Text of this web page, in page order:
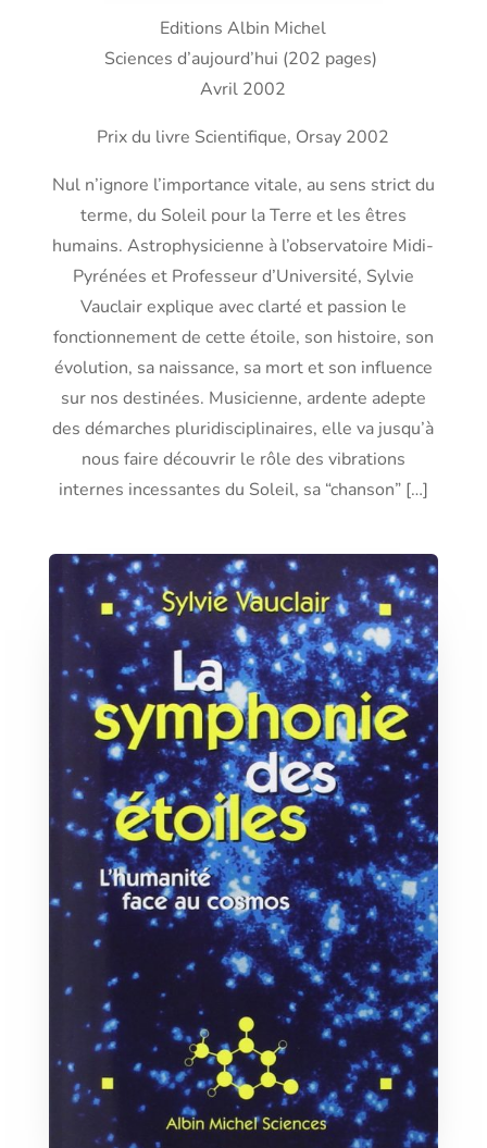
Editions Albin Michel
Sciences d’aujourd’hui (202 pages)
Avril 2002
Prix du livre Scientifique, Orsay 2002
Nul n’ignore l’importance vitale, au sens strict du
terme, du Soleil pour la Terre et les êtres
humains. Astrophysicienne à l’observatoire Midi-
Pyrénées et Professeur d’Université, Sylvie
Vauclair explique avec clarté et passion le
fonctionnement de cette étoile, son histoire, son
évolution, sa naissance, sa mort et son influence
sur nos destinées. Musicienne, ardente adepte
des démarches pluridisciplinaires, elle va jusqu’à
nous faire découvrir le rôle des vibrations
internes incessantes du Soleil, sa “chanson” […]